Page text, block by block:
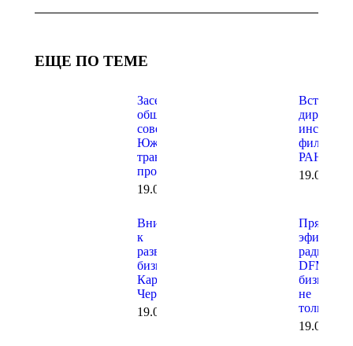
ЕЩЕ ПО ТЕМЕ
Заседание
общественного
совета при
Южной
транспортной
прокуратуре
19.06.2026
Встреча с
филиала
Внимание
к
развитию
бизнеса в
Карачаево-
Черкесии
19.06.2026
Прямой
эфир на
радио
DFM о
бизнесе и
не
только…